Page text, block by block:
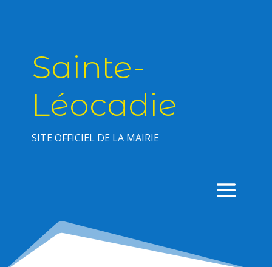
Sainte-
Léocadie
SITE OFFICIEL DE LA MAIRIE